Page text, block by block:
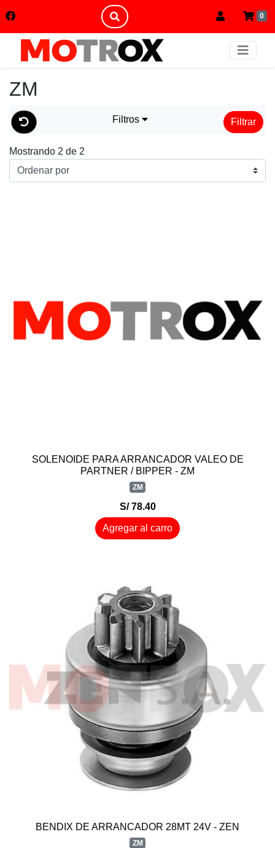
0
ZM
Filtros Filtrar
Mostrando 2 de 2
SOLENOIDE PARA ARRANCADOR VALEO DE
PARTNER / BIPPER - ZM
ZM
S/ 78.40
Agregar al carro
BENDIX DE ARRANCADOR 28MT 24V - ZEN
ZM